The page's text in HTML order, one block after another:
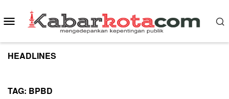
to
content
Mobile
Menu
HEADLINES
TAG: BPBD